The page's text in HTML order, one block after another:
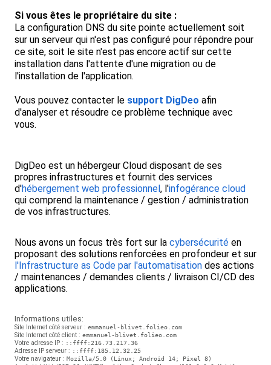
Si vous êtes le propriétaire du site :
La configuration DNS du site pointe actuellement soit
sur un serveur qui n'est pas configuré pour répondre pour
ce site, soit le site n'est pas encore actif sur cette
installation dans l'attente d'une migration ou de
l'installation de l'application.
Vous pouvez contacter le support DigDeo afin
d'analyser et résoudre ce problème technique avec
vous.
DigDeo est un hébergeur Cloud disposant de ses
propres infrastructures et fournit des services
d'hébergement web professionnel, l'infogérance cloud
qui comprend la maintenance / gestion / administration
de vos infrastructures.
Nous avons un focus très fort sur la cybersécurité en
proposant des solutions renforcées en profondeur et sur
l'Infrastructure as Code par l'automatisation des actions
/ maintenances / demandes clients / livraison CI/CD des
applications.
Informations utiles:
Site Internet côté serveur : emmanuel-blivet.folieo.com
Site Internet côté client : emmanuel-blivet.folieo.com
Votre adresse IP : ::ffff:216.73.217.36
Adresse IP serveur : ::ffff:185.12.32.25
Votre navigateur : Mozilla/5.0 (Linux; Android 14; Pixel 8)